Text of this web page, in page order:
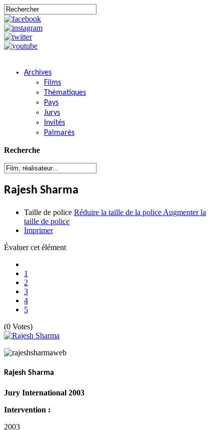
Archives
Films
Thématiques
Pays
Jurys
Invités
Palmarès
Recherche
Rajesh Sharma
Taille de police Réduire la taille de la police Augmenter la
taille de police
Imprimer
Évaluer cet élément
1
2
3
4
5
(0 Votes)
Rajesh Sharma
Jury International 2003
Intervention :
2003